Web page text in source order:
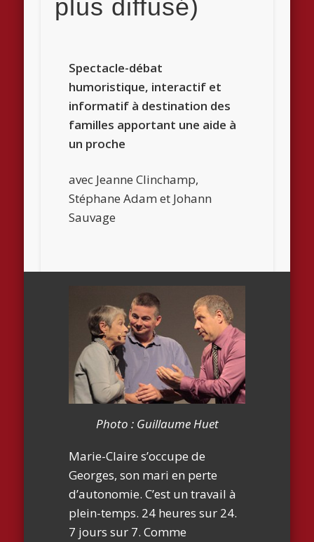
plus diffusé)
Spectacle-débat
humoristique, interactif et
informatif à destination des
familles apportant une aide à
un proche
avec Jeanne Clinchamp,
Stéphane Adam et Johann
Sauvage
Photo : Guillaume Huet
Marie-Claire s’occupe de
Georges, son mari en perte
d’autonomie. C’est un travail à
plein-temps. 24 heures sur 24.
7 jours sur 7. Comme